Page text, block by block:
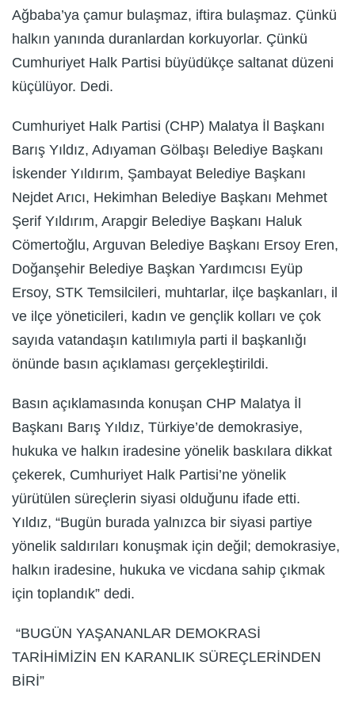
Ağbaba’ya çamur bulaşmaz, iftira bulaşmaz. Çünkü
halkın yanında duranlardan korkuyorlar. Çünkü
Cumhuriyet Halk Partisi büyüdükçe saltanat düzeni
küçülüyor. Dedi.
Cumhuriyet Halk Partisi (CHP) Malatya İl Başkanı
Barış Yıldız, Adıyaman Gölbaşı Belediye Başkanı
İskender Yıldırım, Şambayat Belediye Başkanı
Nejdet Arıcı, Hekimhan Belediye Başkanı Mehmet
Şerif Yıldırım, Arapgir Belediye Başkanı Haluk
Cömertoğlu, Arguvan Belediye Başkanı Ersoy Eren,
Doğanşehir Belediye Başkan Yardımcısı Eyüp
Ersoy, STK Temsilcileri, muhtarlar, ilçe başkanları, il
ve ilçe yöneticileri, kadın ve gençlik kolları ve çok
sayıda vatandaşın katılımıyla parti il başkanlığı
önünde basın açıklaması gerçekleştirildi.
Basın açıklamasında konuşan CHP Malatya İl
Başkanı Barış Yıldız, Türkiye’de demokrasiye,
hukuka ve halkın iradesine yönelik baskılara dikkat
çekerek, Cumhuriyet Halk Partisi’ne yönelik
yürütülen süreçlerin siyasi olduğunu ifade etti.
Yıldız, “Bugün burada yalnızca bir siyasi partiye
yönelik saldırıları konuşmak için değil; demokrasiye,
halkın iradesine, hukuka ve vicdana sahip çıkmak
için toplandık” dedi.
“BUGÜN YAŞANANLAR DEMOKRASİ
TARİHİMİZİN EN KARANLIK SÜREÇLERİNDEN
BİRİ”